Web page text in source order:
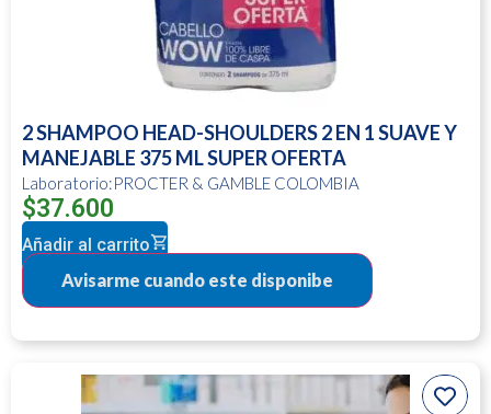
2 SHAMPOO HEAD-SHOULDERS 2 EN 1 SUAVE Y
MANEJABLE 375 ML SUPER OFERTA
Laboratorio:PROCTER & GAMBLE COLOMBIA
$37.600
Añadir al carrito